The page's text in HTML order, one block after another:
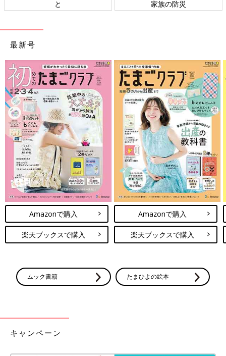
と
家族の防災
最新号
Amazonで購入
楽天ブックスで購入
Amazonで購入
楽天ブックスで購入
ムック書籍 たまひよの絵本
キャンペーン